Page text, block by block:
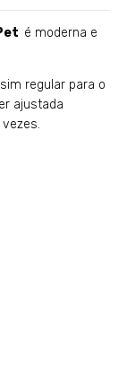
é moderna e
regular para o
ajustada